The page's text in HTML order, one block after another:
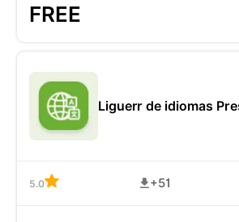
FREE
Liguerr de idiomas
5.0 +51